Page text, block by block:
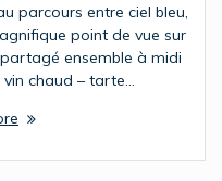
parcours entre ciel bleu,
point de vue sur
ensemble à midi
chaud – tarte…